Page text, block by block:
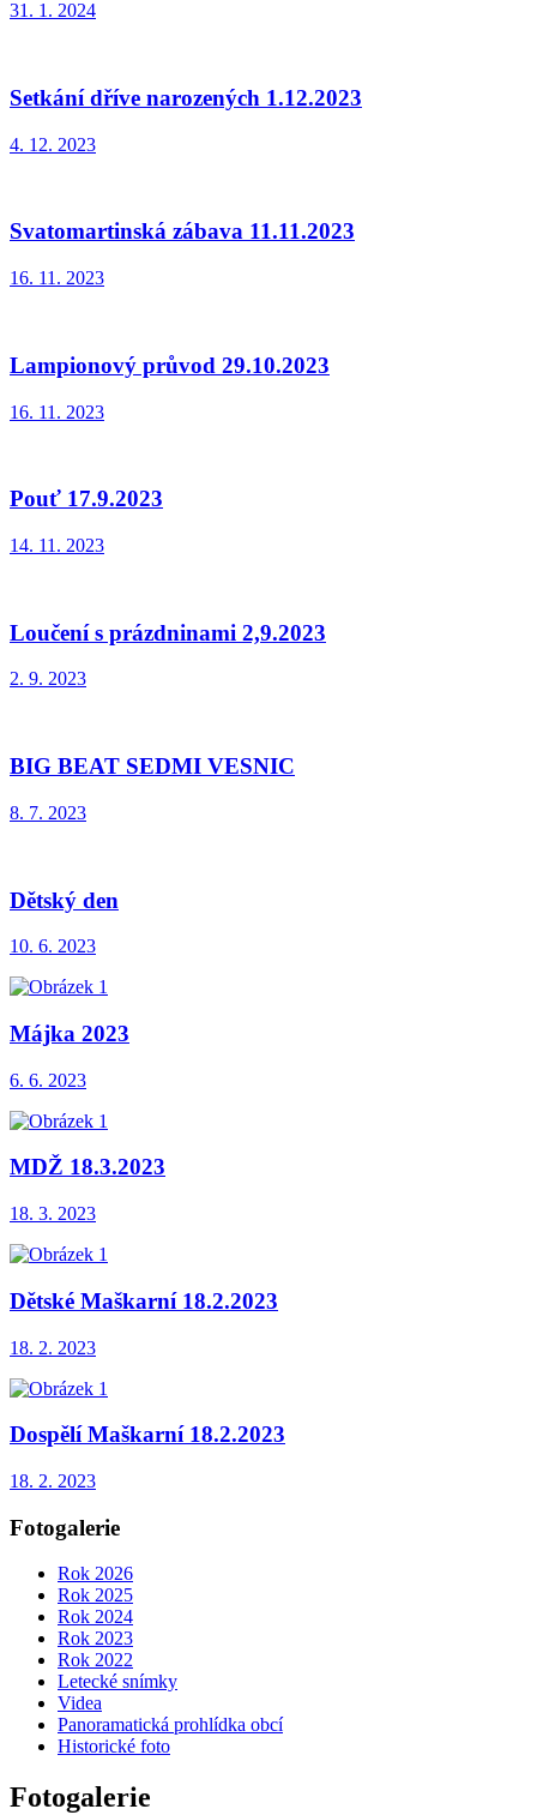
31. 1. 2024
Setkání dříve narozených 1.12.2023
4. 12. 2023
Svatomartinská zábava 11.11.2023
16. 11. 2023
Lampionový průvod 29.10.2023
16. 11. 2023
Pouť 17.9.2023
14. 11. 2023
Loučení s prázdninami 2,9.2023
2. 9. 2023
BIG BEAT SEDMI VESNIC
8. 7. 2023
Dětský den
10. 6. 2023
Májka 2023
6. 6. 2023
MDŽ 18.3.2023
18. 3. 2023
Dětské Maškarní 18.2.2023
18. 2. 2023
Dospělí Maškarní 18.2.2023
18. 2. 2023
Fotogalerie
Rok 2026
Rok 2025
Rok 2024
Rok 2023
Rok 2022
Letecké snímky
Videa
Panoramatická prohlídka obcí
Historické foto
Fotogalerie